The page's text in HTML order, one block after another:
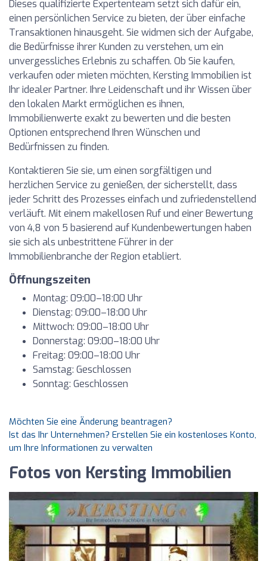
Dieses qualifizierte Expertenteam setzt sich dafür ein,
einen persönlichen Service zu bieten, der über einfache
Transaktionen hinausgeht. Sie widmen sich der Aufgabe,
die Bedürfnisse ihrer Kunden zu verstehen, um ein
unvergessliches Erlebnis zu schaffen. Ob Sie kaufen,
verkaufen oder mieten möchten, Kersting Immobilien ist
Ihr idealer Partner. Ihre Leidenschaft und ihr Wissen über
den lokalen Markt ermöglichen es ihnen,
Immobilienwerte exakt zu bewerten und die besten
Optionen entsprechend Ihren Wünschen und
Bedürfnissen zu finden.
Kontaktieren Sie sie, um einen sorgfältigen und
herzlichen Service zu genießen, der sicherstellt, dass
jeder Schritt des Prozesses einfach und zufriedenstellend
verläuft. Mit einem makellosen Ruf und einer Bewertung
von 4,8 von 5 basierend auf Kundenbewertungen haben
sie sich als unbestrittene Führer in der
Immobilienbranche der Region etabliert.
Öffnungszeiten
Montag: 09:00–18:00 Uhr
Dienstag: 09:00–18:00 Uhr
Mittwoch: 09:00–18:00 Uhr
Donnerstag: 09:00–18:00 Uhr
Freitag: 09:00–18:00 Uhr
Samstag: Geschlossen
Sonntag: Geschlossen
Möchten Sie eine Änderung beantragen?
Ist das Ihr Unternehmen? Erstellen Sie ein kostenloses Konto,
um Ihre Informationen zu verwalten
Fotos von Kersting Immobilien